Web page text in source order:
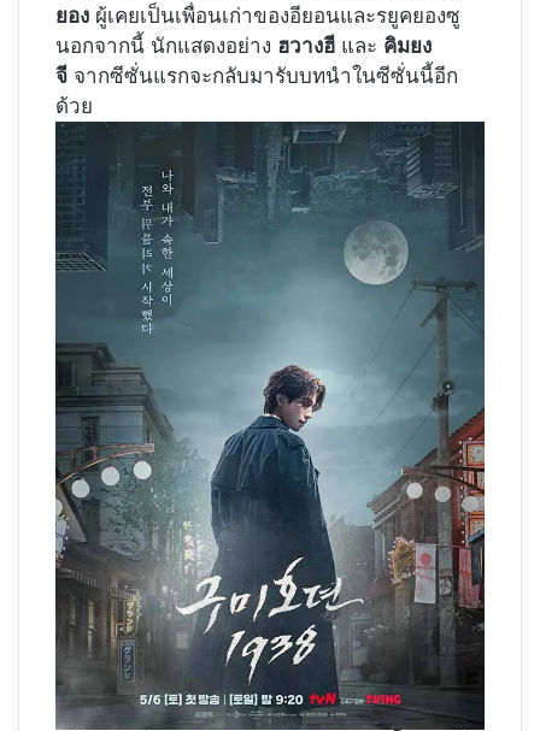
ยอง ผู้เคยเป็นเพื่อนเก่าของอียอนและรยูคยองซู
นอกจากนี้ นักแสดงอย่าง ฮวางฮี และ คิมยง
จี จากซีซั่นแรกจะกลับมารับบทนำในซีซั่นนี้อีก
ด้วย